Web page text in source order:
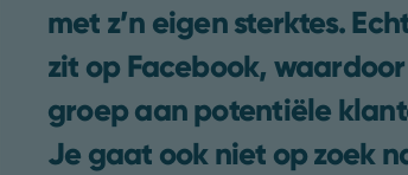
met z’n eigen sterktes.
zit op Facebook,
groep aan potentiële
Je gaat ook niet op zoek